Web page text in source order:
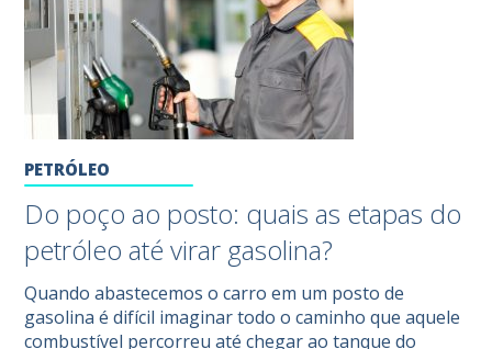
PETRÓLEO
Do poço ao posto: quais as etapas do
petróleo até virar gasolina?
Quando abastecemos o carro em um posto de
gasolina é difícil imaginar todo o caminho que aquele
combustível percorreu até chegar ao tanque do